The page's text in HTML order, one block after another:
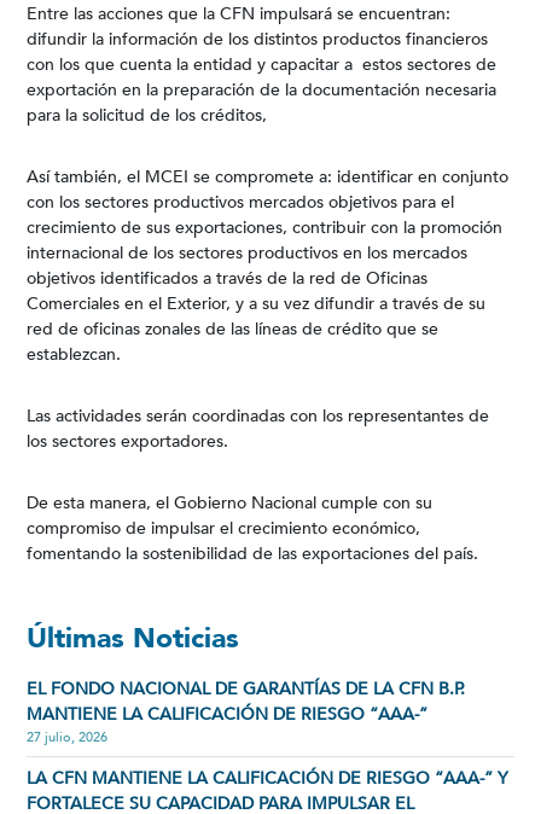
Entre las acciones que la CFN impulsará se encuentran:
difundir la información de los distintos productos financieros
con los que cuenta la entidad y capacitar a estos sectores de
exportación en la preparación de la documentación necesaria
para la solicitud de los créditos,
Así también, el MCEI se compromete a: identificar en conjunto
con los sectores productivos mercados objetivos para el
crecimiento de sus exportaciones, contribuir con la promoción
internacional de los sectores productivos en los mercados
objetivos identificados a través de la red de Oficinas
Comerciales en el Exterior, y a su vez difundir a través de su
red de oficinas zonales de las líneas de crédito que se
establezcan.
Las actividades serán coordinadas con los representantes de
los sectores exportadores.
De esta manera, el Gobierno Nacional cumple con su
compromiso de impulsar el crecimiento económico,
fomentando la sostenibilidad de las exportaciones del país.
Últimas Noticias
EL FONDO NACIONAL DE GARANTÍAS DE LA CFN B.P.
MANTIENE LA CALIFICACIÓN DE RIESGO “AAA-”
27 julio, 2026
LA CFN MANTIENE LA CALIFICACIÓN DE RIESGO “AAA-” Y
FORTALECE SU CAPACIDAD PARA IMPULSAR EL